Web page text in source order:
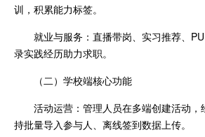
训，积累能力标签。
就业与服务：直播带岗、实习推荐、
录实践经历助力求职。
（二）学校端核心功能
活动运营：管理人员在多端创建活动，
持批量导入参与人、离线签到数据上传。